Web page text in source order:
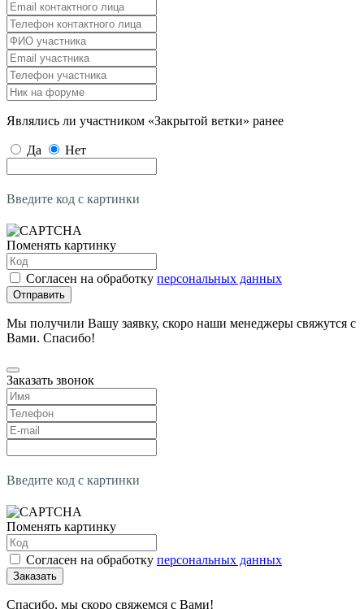
Являлись ли участником «Закрытой ветки» ранее
Да Нет
Введите код с картинки
Поменять картинку
Согласен на обработку персональных данных
Отправить
Мы получили Вашу заявку, скоро наши менеджеры свяжутся с
Вами. Спасибо!
Заказать звонок
Введите код с картинки
Поменять картинку
Согласен на обработку персональных данных
Заказать
Спасибо, мы скоро свяжемся с Вами!